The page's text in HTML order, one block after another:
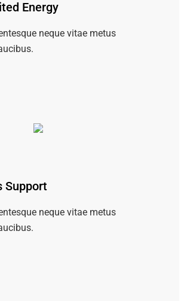
Energy
neque vitae metus
Support
neque vitae metus